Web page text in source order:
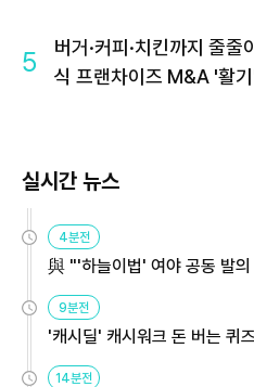
5
버거·커피·치킨까지 줄줄
식 프랜차이즈 M&A '활
실시간 뉴스
4분전
與 "'하늘이법' 여야 공동 발
9분전
'캐시딜' 캐시워크 돈 버는 퀴
14분전